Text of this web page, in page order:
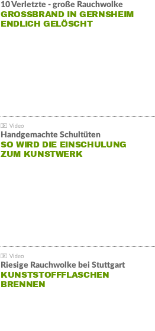
10 Verletzte - große Rauchwolke
GROSSBRAND IN GERNSHEIM E
NDLICH GELÖSCHT
Handgemachte Schultüten
SO WIRD DIE EINSCHULUNG
ZUM KUNSTWERK
Riesige Rauchwolke bei Stuttgart
KUNSTSTOFFFLASCHEN
BRENNEN